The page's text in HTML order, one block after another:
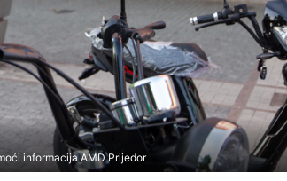
informacija AMD Prijedor